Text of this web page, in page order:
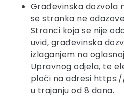
Građevinska dozvola
se stranka ne
Stranci koja se nije
uvid, građevinska
izlaganjem na
Upravnog odjela, te
ploči na adresi
u trajanju od 8 dana.